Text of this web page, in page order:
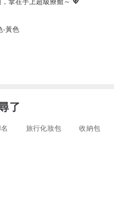
-黃色
了
旅行化妝包 收納包